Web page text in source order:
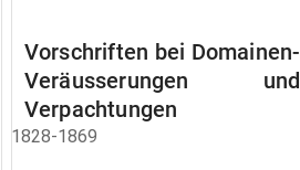
Vorschriften bei Domainen-
Veräusserungen und
Verpachtungen
1828-1869